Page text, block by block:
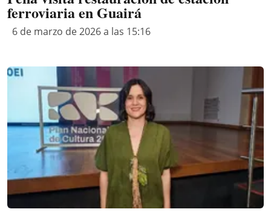
ferroviaria en Guairá
6 de marzo de 2026 a las 15:16